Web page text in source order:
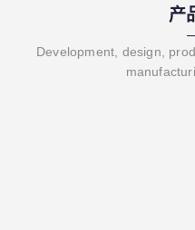
产
Development, design,